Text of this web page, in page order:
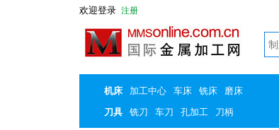
欢迎登录 注册
机床 加工中心 车床 铣床
磨床
刀具
铣刀 车刀 孔加工 刀柄